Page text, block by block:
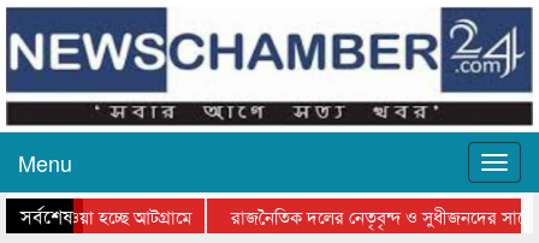
Menu
সর্বশেষ
যাওয়া হচ্ছে আটগ্রামে
রাজনৈতিক দলের নেতৃবৃন্দ ও সুধীজনদের সাথে